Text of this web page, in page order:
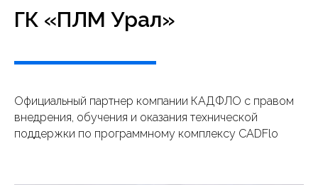
ГК «ПЛМ Урал»
Официальный партнер компании КАДФЛО с правом
внедрения, обучения и оказания технической
поддержки по программному комплексу CADFlo